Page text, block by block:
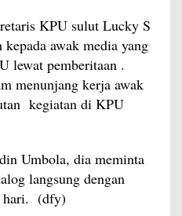
KPU sulut Lucky S
awak media yang
lewat pemberitaan .
menunjang kerja awak
kegiatan di KPU
Umbola, dia meminta
langsung dengan
hari. (dfy)